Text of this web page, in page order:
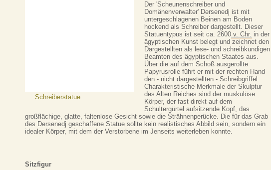
Schreiberstatue
Der 'Scheunenschreiber und
Domänenverwalter' Dersenedj ist mit
untergeschlagenen Beinen am Boden
hockend als Schreiber dargestellt. Dieser
Statuentypus ist seit ca. 2600 v. Chr. in der
ägyptischen Kunst belegt und zeichnet den
Dargestellten als lese- und schreibkundigen
Beamten des ägyptischen Staates aus.
Über die auf dem Schoß ausgerollte
Papyrusrolle führt er mit der rechten Hand
den - nicht dargestellten - Schreibgriffel.
Charakteristische Merkmale der Skulptur
des Alten Reiches sind der muskulöse
Körper, der fast direkt auf dem
Schultergürtel aufsitzende Kopf, das
großflächige, glatte, faltenlose Gesicht sowie die Strähnenperücke. Die für das Grab
des Dersenedj geschaffene Statue sollte kein realistisches Abbild sein, sondern ein
idealer Körper, mit dem der Verstorbene im Jenseits weiterleben konnte.
Sitzfigur